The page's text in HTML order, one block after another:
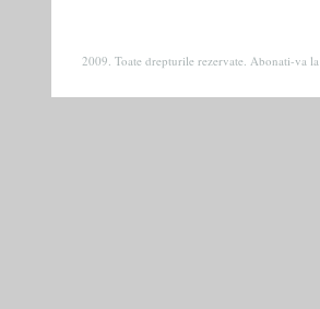
2009. Toate drepturile rezervate. Abonati-va la